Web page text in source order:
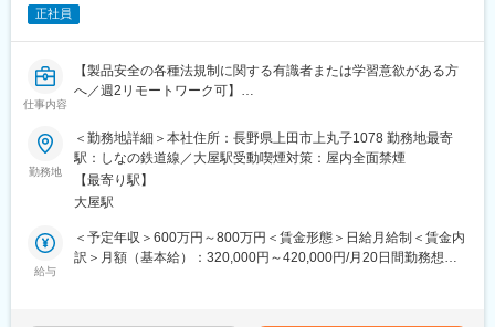
ライアンドエラーを繰り返しながら、製品仕様～開発・アフター
サービスまで行う同社の考えに共感頂けるような方歓迎です。
【魅力】
同製品での世界シェア20％・生産量第2位の位置にあり、商品
力、技術力に定評があります。ライフルスコープ・双眼鏡は高級
ゾーンをターゲットとしているため、精度の高い設計が求められ
ます。また、ライフルスコープに関していえば、射撃する際の強
い衝撃に耐えうる強度や、動く対象に対し一瞬で焦点を合わす機
構など、独自の技術が詰まっており技術者としての可能性が大い
正社員
仕事内容
【製品安全の各種法規制に関する有識者または学習意欲がある方
へ／週2リモートワーク可】
◆業務内容
・新規・既存製品の各種製品安全規格対応調査業務と安全規格認
証申請をする業務
・製品安全規格認証製品の維持・更新管理と工場検査対応業務
・製品安全規格改定や法規制動向の情報収集と社内展開業務
・社内向け製品安全教育対応業務
・設計共通設備、測定機の管理、運用業務
勤務地
＜勤務地詳細＞本社住所：長野県上田市上丸子1078 勤務地最寄
駅：しなの鉄道線／大屋駅受動喫煙対策：屋内全面禁煙
【最寄り駅】
大屋駅
給与
＜予定年収＞600万円～800万円＜賃金形態＞日給月給制＜賃金内
訳＞月額（基本給）：320,000円～420,000円/月20日間勤務想定